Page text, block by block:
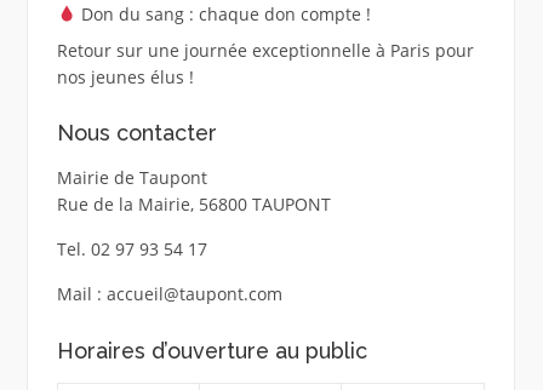
Don du sang : chaque don compte !
Retour sur une journée exceptionnelle à Paris pour
nos jeunes élus !
Nous contacter
Mairie de Taupont
Rue de la Mairie, 56800 TAUPONT
Tel. 02 97 93 54 17
Mail : accueil@taupont.com
Horaires d’ouverture au public